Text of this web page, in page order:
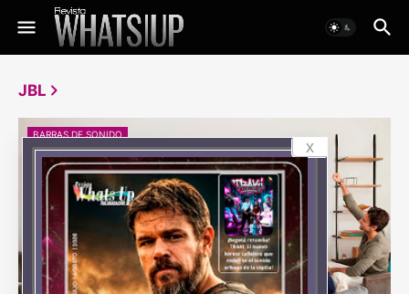
JBL
BARRAS DE SONIDO
x